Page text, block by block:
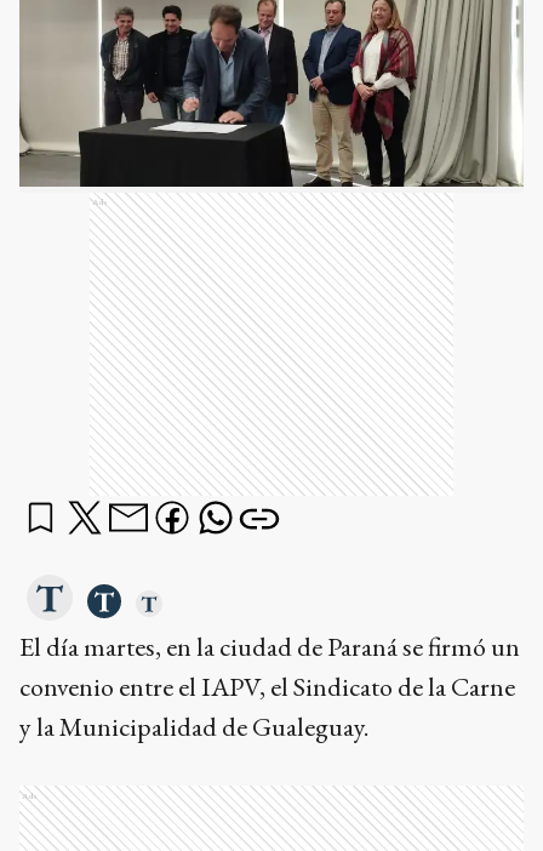
Ads
El día martes, en la ciudad de Paraná se firmó un
convenio entre el IAPV, el Sindicato de la Carne
y la Municipalidad de Gualeguay.
Ads